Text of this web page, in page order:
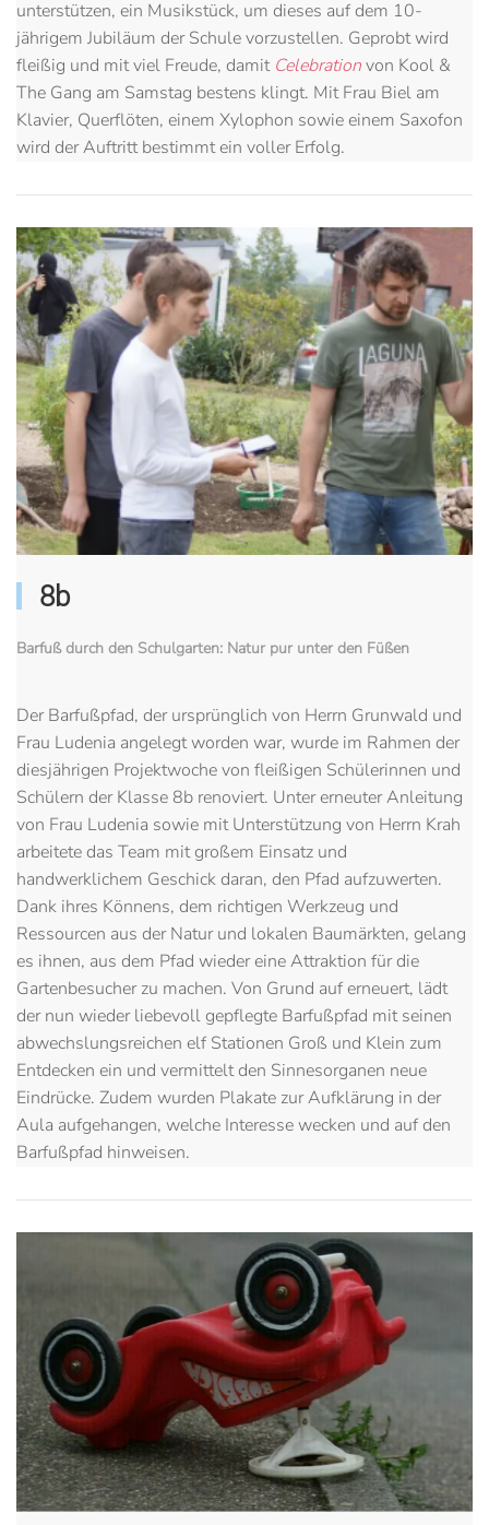
unterstützen, ein Musikstück, um dieses auf dem 10-
jährigem Jubiläum der Schule vorzustellen. Geprobt wird
fleißig und mit viel Freude, damit Celebrationvon Kool &
The Gang am Samstag bestens klingt. Mit Frau Biel am
Klavier, Querflöten, einem Xylophon sowie einem Saxofon
wird der Auftritt bestimmt ein voller Erfolg.
8b
Barfuß durch den Schulgarten: Natur pur unter den Füßen
Der Barfußpfad, der ursprünglich von Herrn Grunwald und
Frau Ludenia angelegt worden war, wurde im Rahmen der
diesjährigen Projektwoche von fleißigen Schülerinnen und
Schülern der Klasse 8b renoviert. Unter erneuter Anleitung
von Frau Ludenia sowie mit Unterstützung von Herrn Krah
arbeitete das Team mit großem Einsatz und
handwerklichem Geschick daran, den Pfad aufzuwerten.
Dank ihres Könnens, dem richtigen Werkzeug und
Ressourcen aus der Natur und lokalen Baumärkten, gelang
es ihnen, aus dem Pfad wieder eine Attraktion für die
Gartenbesucher zu machen. Von Grund auf erneuert, lädt
der nun wieder liebevoll gepflegte Barfußpfad mit seinen
abwechslungsreichen elf Stationen Groß und Klein zum
Entdecken ein und vermittelt den Sinnesorganen neue
Eindrücke. Zudem wurden Plakate zur Aufklärung in der
Aula aufgehangen, welche Interesse wecken und auf den
Barfußpfad hinweisen.